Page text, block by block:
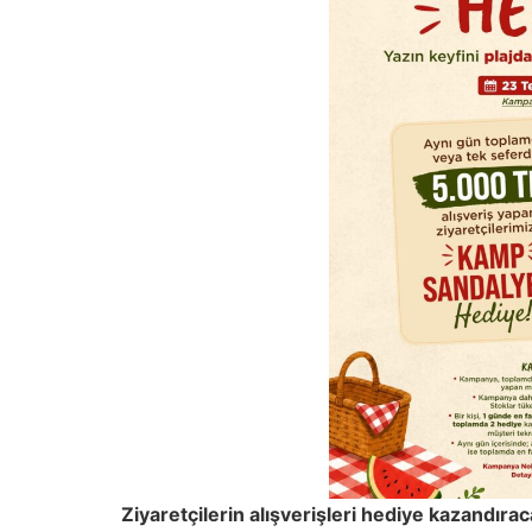
Ziyaretçilerin alışverişleri hediye